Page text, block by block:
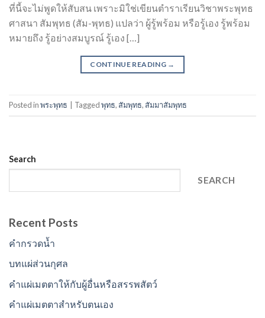
ที่นี้จะไม่พูดให้สับสน เพราะมิใช่เขียนตำราเรียนวิชาพระพุทธ
ศาสนา สัมพุทธ (สัม-พุทธ) แปลว่า ผู้รู้พร้อม หรือรู้เอง รู้พร้อม
หมายถึง รู้อย่างสมบูรณ์ รู้เอง […]
CONTINUE READING →
Posted inพระพุทธ Taggedพุทธ, สัมพุทธ, สัมมาสัมพุทธ
Search
SEARCH
Recent Posts
คำกรวดน้ำ
บทแผ่ส่วนกุศล
คำแผ่เมตตาให้กับผู้อื่นหรือสรรพสัตว์
คำแผ่เมตตาสำหรับตนเอง